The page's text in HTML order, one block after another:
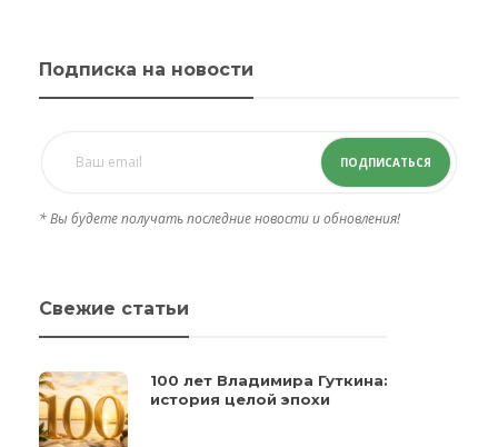
Подписка на новости
ПОДПИСАТЬСЯ
* Вы будете получать последние новости и обновления!
Свежие статьи
100 лет Владимира Гуткина:
история целой эпохи